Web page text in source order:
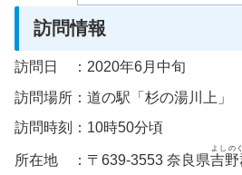
訪問情報
訪問日 ：2020年6月中旬
訪問場所：道の駅「杉の湯川上」
訪問時刻：10時50分頃
所在地 ：〒639-3553 奈良県吉野
よしの